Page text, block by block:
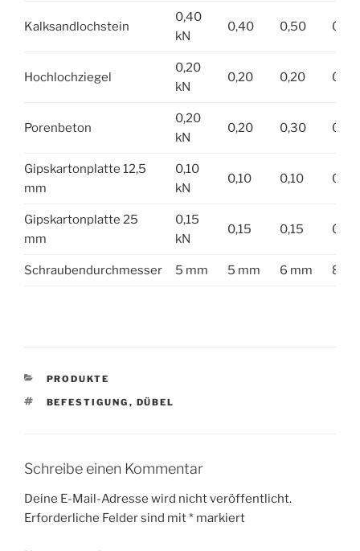
Kalksandlochstein
0,40
kN
0,40 0,50 0,6
Hochlochziegel
0,20
kN
0,20 0,20 0,2
Porenbeton
0,20
kN
0,20 0,30 0,4
Gipskartonplatte 12,5
mm
0,10
kN
0,10 0,10 0,1
Gipskartonplatte 25
mm
0,15
kN
0,15 0,15 0,15
Schraubendurchmesser 5 mm 5 mm 6 mm 8
KATEGORIEN
PRODUKTE
SCHLAGWÖRTER
BEFESTIGUNG , DÜBEL
Schreibe einen Kommentar
Deine E-Mail-Adresse wird nicht veröffentlicht.
Erforderliche Felder sind mit* markiert